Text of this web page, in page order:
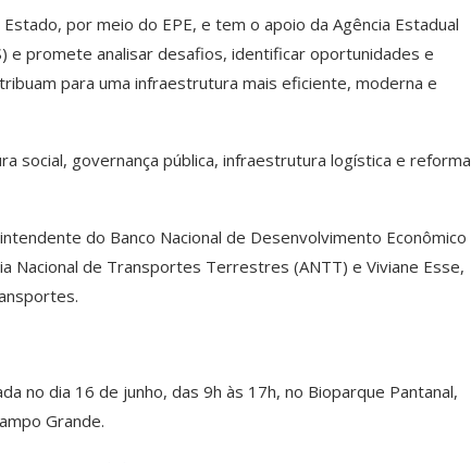
por meio do EPE, e tem o apoio da Agência Estadual
e promete analisar desafios, identificar oportunidades e
para uma infraestrutura mais eficiente, moderna e
social, governança pública, infraestrutura logística e reforma
do Banco Nacional de Desenvolvimento Econômico
Nacional de Transportes Terrestres (ANTT) e Viviane Esse,
no dia 16 de junho, das 9h às 17h, no Bioparque Pantanal,
Grande.